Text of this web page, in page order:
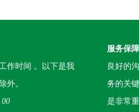
作时间 。以下是我
外。
00
服务保障
良好的
务的关
是非常